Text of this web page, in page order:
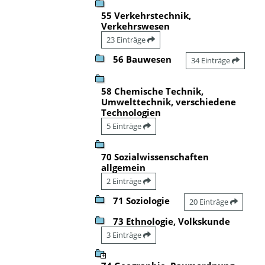
55 Verkehrstechnik,
Verkehrswesen
23 Einträge
56 Bauwesen 34 Einträge
58 Chemische Technik,
Umwelttechnik, verschiedene
Technologien
5 Einträge
70 Sozialwissenschaften
allgemein
2 Einträge
71 Soziologie 20 Einträge
73 Ethnologie, Volkskunde
3 Einträge